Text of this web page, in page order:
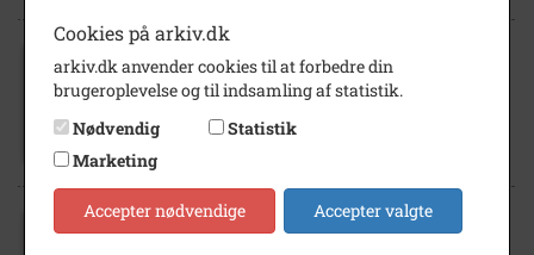
1989
Cookies på arkiv.dk
arkiv.dk anvender cookies til at forbedre din
brugeroplevelse og til indsamling af statistik.
Nødvendig
Statistik
Marketing
Accepter nødvendige Accepter valgte